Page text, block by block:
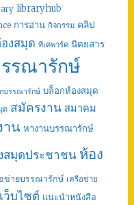
libraryhub
การอ่าน กิจกรรม คลิป
งสมุด ทีเคพาร์ค นิตยสาร
รณารักษ์
บรรณารักษ์ บล็อกห้องสมุด
ด สมัครงาน สมาคม
าน หางานบรรณารักษ์
สมุดประชาชน ห้อง
อข่ายบรรณารักษ์ เครือข่าย
เว็บไซต์ แนะนำหนังสือ